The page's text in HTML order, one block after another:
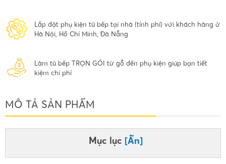
Lắp đặt phụ kiện tủ bếp tại nhà (tính phí) với khách hàng ở
Hà Nội, Hồ Chí Minh, Đà Nẵng
Làm tủ bếp TRỌN GÓI từ gỗ đến phụ kiện giúp bạn tiết
kiệm chi phí
MÔ TẢ SẢN PHẨM
Mục lục [Ẩn]